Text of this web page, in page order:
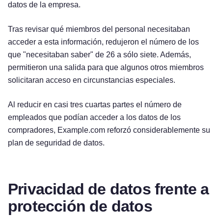
datos de la empresa.
Tras revisar qué miembros del personal necesitaban
acceder a esta información, redujeron el número de los
que "necesitaban saber" de 26 a sólo siete. Además,
permitieron una salida para que algunos otros miembros
solicitaran acceso en circunstancias especiales.
Al reducir en casi tres cuartas partes el número de
empleados que podían acceder a los datos de los
compradores, Example.com reforzó considerablemente su
plan de seguridad de datos.
Privacidad de datos frente a
protección de datos